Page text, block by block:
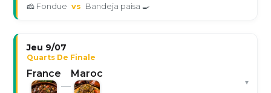
🧀 Fondue vs Bandeja paisa 🍳
Jeu 9/07
Quarts De Finale
France
—
Maroc
▾